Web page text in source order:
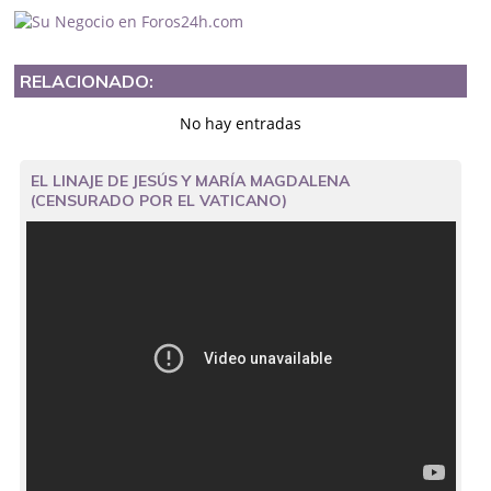
RELACIONADO:
No hay entradas
EL LINAJE DE JESÚS Y MARÍA MAGDALENA
(CENSURADO POR EL VATICANO)